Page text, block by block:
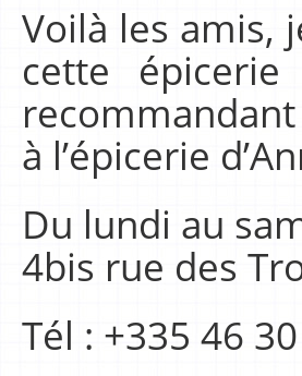
Voilà les amis,
cette
à l’épicerie
Du lundi au
4bis rue des
Tél : +335 46